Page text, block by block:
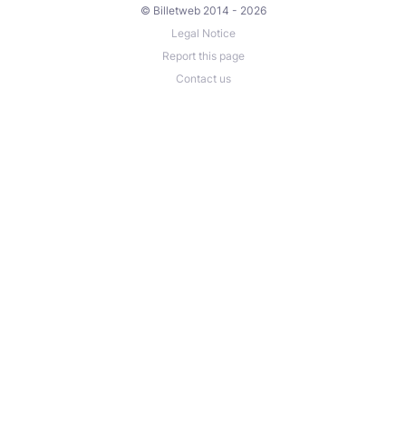
© Billetweb 2014 - 2026
Legal Notice
Report this page
Contact us